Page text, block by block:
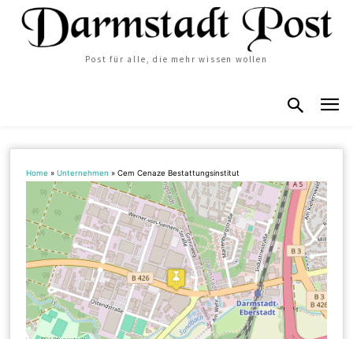
Post für alle, die mehr wissen wollen
Home »Unternehmen »Cem Cenaze Bestattungsinstitut